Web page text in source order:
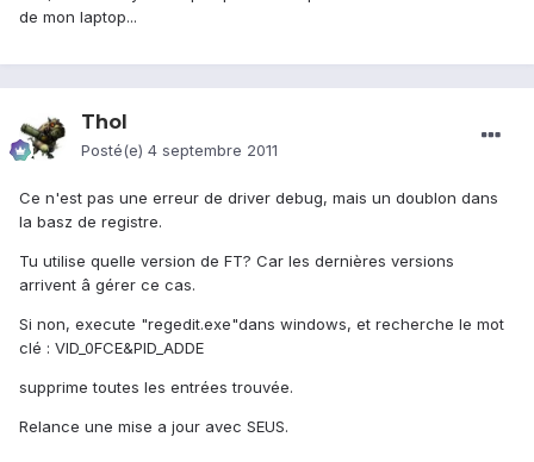
de mon laptop...
Thol
Posté(e) 4 septembre 2011
Ce n'est pas une erreur de driver debug, mais un doublon dans
la basz de registre.
Tu utilise quelle version de FT? Car les dernières versions
arrivent â gérer ce cas.
Si non, execute "regedit.exe"dans windows, et recherche le mot
clé : VID_0FCE&PID_ADDE
supprime toutes les entrées trouvée.
Relance une mise a jour avec SEUS.